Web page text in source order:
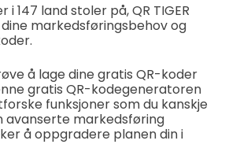
i 147 land stoler på, QR TIGER
markedsføringsbehov og
å lage dine gratis QR-koder
gratis QR-kodegeneratoren
funksjoner som du kanskje
avanserte markedsføring
å oppgradere planen din i